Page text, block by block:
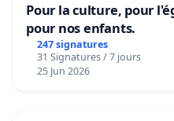
Pour la culture, pour
pour nos enfants.
247 signatures
31 Signatures / 7 jours
25 Jun 2026